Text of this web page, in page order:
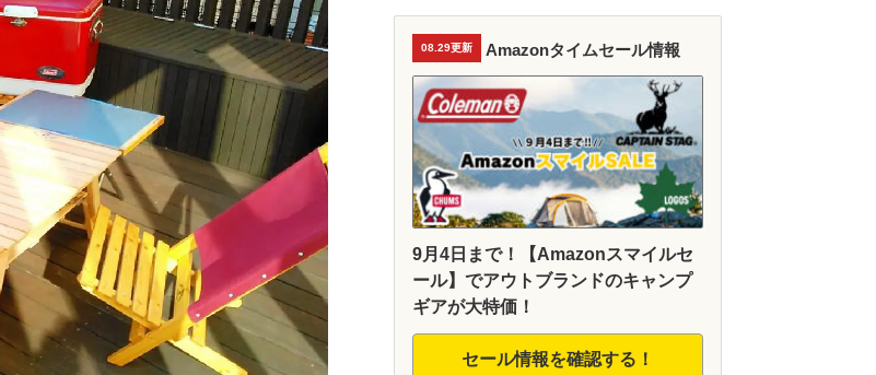
08.29更新 Amazonタイムセール情報
9月4日まで！【Amazonスマイルセ
ール】でアウトブランドのキャンプ
ギアが大特価！
セール情報を確認する！